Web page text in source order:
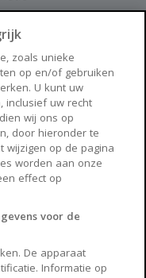
zoals unieke
op en/of gebruiken
U kunt uw
inclusief uw recht
wij ons op
door hieronder te
wijzigen op de pagina
worden aan onze
effect op
voor de
De apparaat
Informatie op